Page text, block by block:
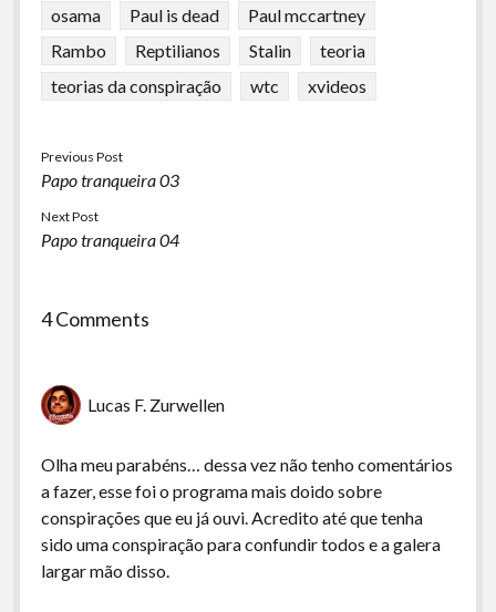
osama
Paul is dead
Paul mccartney
Rambo
Reptilianos Stalin
teoria
teorias da conspiração
wtc xvideos
Previous Post
Papo tranqueira 03
Next Post
Papo tranqueira 04
4 Comments
Lucas F. Zurwellen
Olha meu parabéns… dessa vez não tenho comentários
a fazer, esse foi o programa mais doido sobre
conspirações que eu já ouvi. Acredito até que tenha
sido uma conspiração para confundir todos e a galera
largar mão disso.